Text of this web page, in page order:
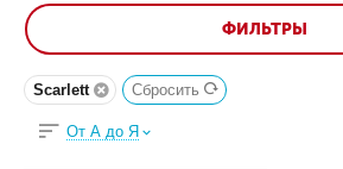
ФИЛЬТРЫ
Scarlett Сбросить
От А до Я